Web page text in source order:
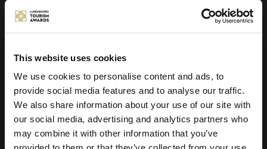
This website uses cookies
We use cookies to personalise content and ads, to
provide social media features and to analyse our traffic.
We also share information about your use of our site with
our social media, advertising and analytics partners who
may combine it with other information that you’ve
Les prix spéciaux
Les soumissions
Autorisation d’utilisation